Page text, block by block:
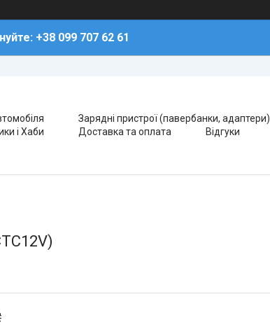
+38 099 707 62 61
Зарядні пристрої (павербанки, адаптери)
і Хаби Доставка та оплата Відгуки